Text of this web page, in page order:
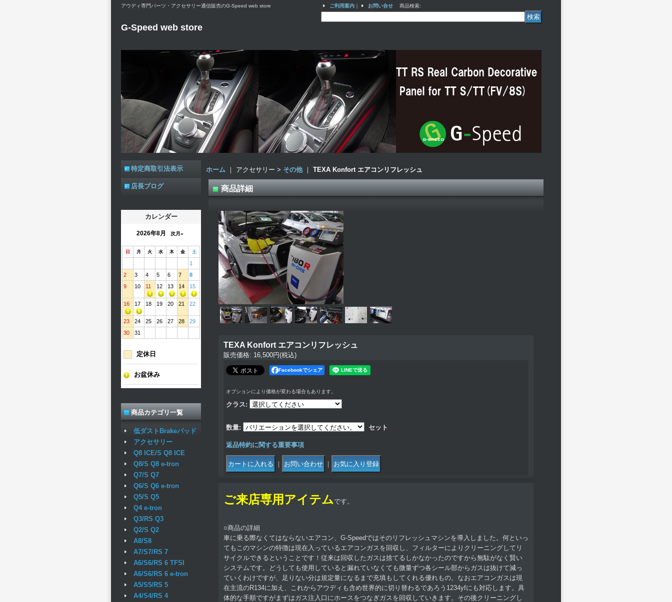
アウディ専門パーツ・アクセサリー通信販売のG-Speed web store
G-Speed web store
ご利用案内 ｜ お問い合せ 商品検索:
特定商取引法表示
店長ブログ
カレンダー
2026年8月 次月»
日 月 火 水 木 金 土
1
2
3 4 5 6 7
8
9
10 11 12 13 14 15
16 17 18 19 20 21 22
23 24 25 26 27 28
29
30
31
定休日
お盆休み
商品カテゴリ一覧
低ダストBrakeパッド
アクセサリー
Q8 ICE/S Q8 ICE
Q8/S Q8 e-tron
Q7/S Q7
Q6/S Q6 e-tron
Q5/S Q5
Q4 e-tron
Q3/RS Q3
Q2/S Q2
A8/S8
A7/S7/RS 7
A6/S6/RS 6 TFSI
A6/S6/RS 6 e-tron
A5/S5/RS 5
A4/S4/RS 4
ホーム ｜ アクセサリー > その他｜ TEXA Konfort エアコンリフレッシュ
商品詳細
TEXA Konfort エアコンリフレッシュ
販売価格: 16,500円(税込)
Facebookでシェア
オプションにより価格が変わる場合もあります。
クラス:
数量: セット
返品特約に関する重要事項
｜ ｜
ご来店専用アイテム です。
○商品の詳細
車に乗る際なくてはならないエアコン、G-Speedではそのリフレッシュマシンを導入しました。何といっ
てもこのマシンの特徴は現在入っているエアコンガスを回収し、フィルターによりクリーニングしてリ
サイクルできるということです！従来は回収したガスは捨てるしかなかったのですから無駄がなく賢い
システムです。どうしても使用していると漏れていなくても微量ずつ各シール部からガスは抜けて減っ
ていくわけですが、足りない分は規定量になるまで充填もしてくれる優れもの。なおエアコンガスは現
在主流のR134に加え、これからアウディも含め世界的に切り替わるであろう1234yfにも対応します。具
体的な手順ですがまずはガス注入口にホースをつなぎガスを回収していきます。その後クリーニングし